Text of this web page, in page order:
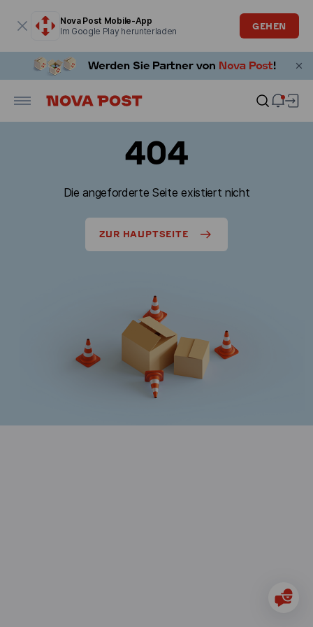
Nova Post Mobile-App
Im Google Play herunterladen
GEHEN
404
Die angeforderte Seite existiert nicht
ZUR HAUPTSEITE